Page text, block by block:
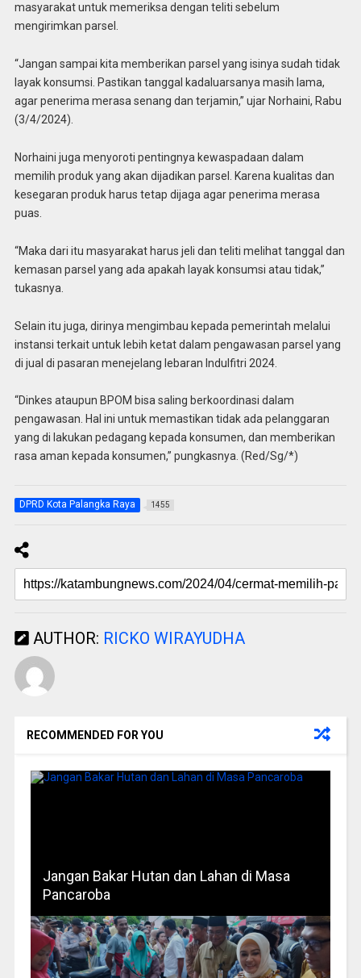
masyarakat untuk memeriksa dengan teliti sebelum
mengirimkan parsel.
“Jangan sampai kita memberikan parsel yang isinya sudah tidak
layak konsumsi. Pastikan tanggal kadaluarsanya masih lama,
agar penerima merasa senang dan terjamin,” ujar Norhaini, Rabu
(3/4/2024).
Norhaini juga menyoroti pentingnya kewaspadaan dalam
memilih produk yang akan dijadikan parsel. Karena kualitas dan
kesegaran produk harus tetap dijaga agar penerima merasa
puas.
“Maka dari itu masyarakat harus jeli dan teliti melihat tanggal dan
kemasan parsel yang ada apakah layak konsumsi atau tidak,”
tukasnya.
Selain itu juga, dirinya mengimbau kepada pemerintah melalui
instansi terkait untuk lebih ketat dalam pengawasan parsel yang
di jual di pasaran menejelang lebaran Indulfitri 2024.
“Dinkes ataupun BPOM bisa saling berkoordinasi dalam
pengawasan. Hal ini untuk memastikan tidak ada pelanggaran
yang di lakukan pedagang kepada konsumen, dan memberikan
rasa aman kepada konsumen,” pungkasnya. (Red/Sg/*)
DPRD Kota Palangka Raya 1455
AUTHOR: RICKO WIRAYUDHA
RECOMMENDED FOR YOU
Jangan Bakar Hutan dan Lahan di Masa
Pancaroba